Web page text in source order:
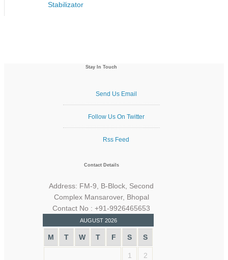
Stabilizator
Stay In Touch
Send Us Email
Follow Us On Twitter
Rss Feed
Contact Details
Address: FM-9, B-Block, Second
Complex Mansarover, Bhopal
Contact No : +91-9926465653
AUGUST 2026
M T W T F S S
1 2